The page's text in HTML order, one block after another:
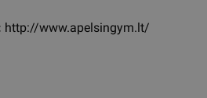
http://www.apelsingym.lt/